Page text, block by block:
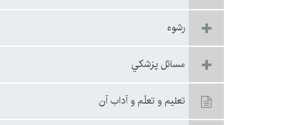
رشوه
مسائل پزشكي
تعليم و تعلّم و آداب آن